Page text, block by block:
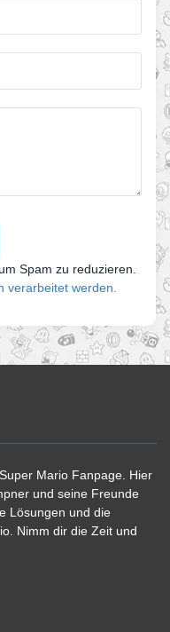
Spam zu reduzieren.
verarbeitet werden.
Mario Fanpage. Hier
und seine Freunde
Lösungen und die
Nimm dir die Zeit und